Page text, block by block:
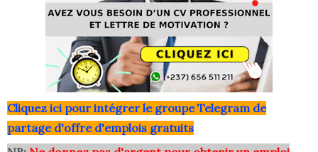
Cliquez ici pour intégrer le groupe Telegram de
partage d'offre d'emplois gratuits